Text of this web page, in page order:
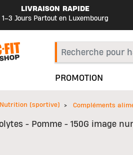
LIVRAISON RAPIDE
1–3 Jours Partout en Luxembourg
PROMOTION
Nutrition (sportive) Compléments